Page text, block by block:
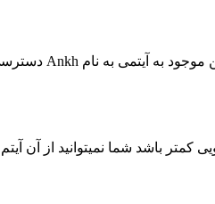
به آیتمی به نام Ankh
باشد شما نمیتوانید از آن